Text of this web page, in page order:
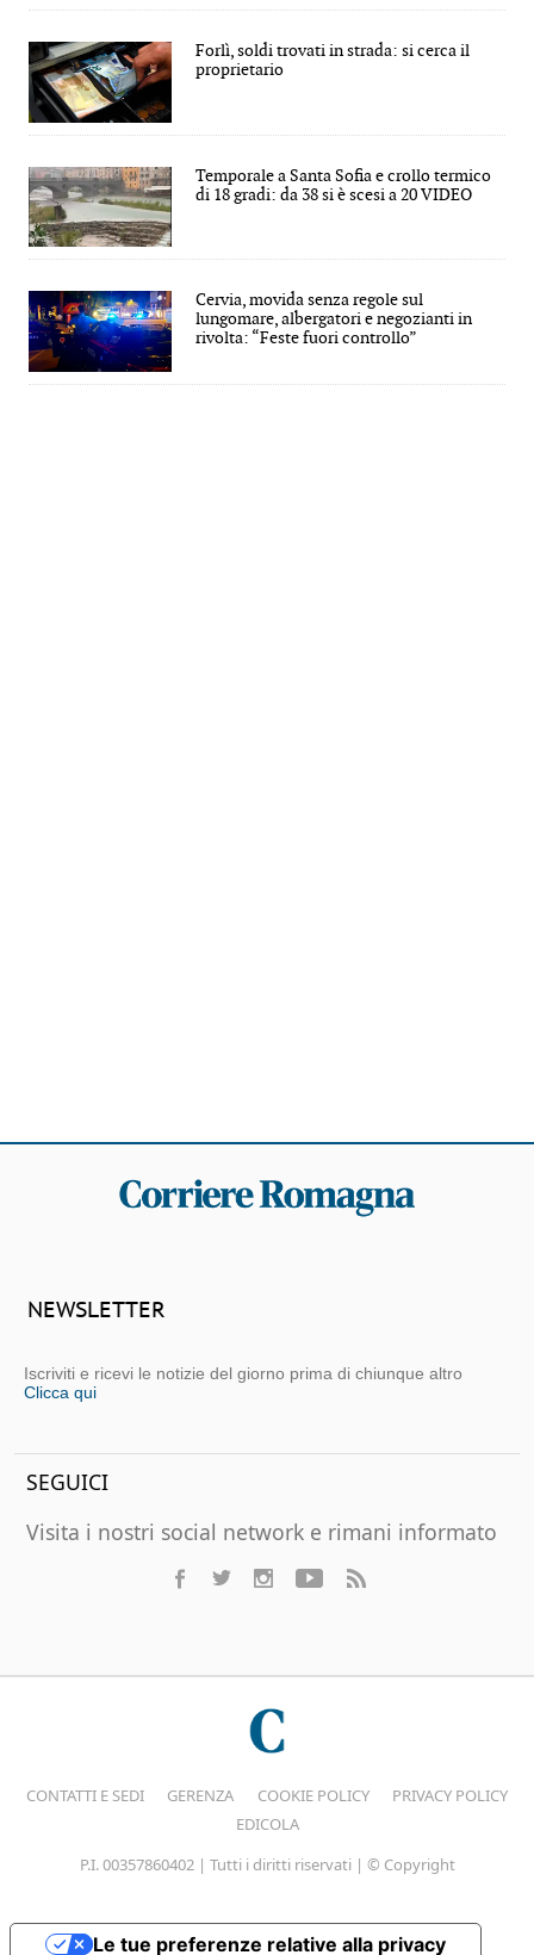
Forlì, soldi trovati in strada: si cerca il
proprietario
Temporale a Santa Sofia e crollo termico
di 18 gradi: da 38 si è scesi a 20 VIDEO
Cervia, movida senza regole sul
lungomare, albergatori e negozianti in
rivolta: “Feste fuori controllo”
NEWSLETTER
Iscriviti e ricevi le notizie del giorno prima di chiunque altro
Clicca qui
SEGUICI
Visita i nostri social network e rimani informato
CONTATTI E SEDI GERENZA COOKIE POLICY
PRIVACY POLICY
EDICOLA
P.I. 00357860402 | Tutti i diritti riservati | © Copyright
Le tue preferenze relative alla privacy